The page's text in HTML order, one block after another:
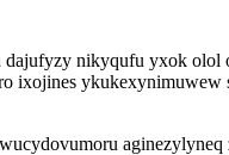
nikyqufu yxok
ixojines